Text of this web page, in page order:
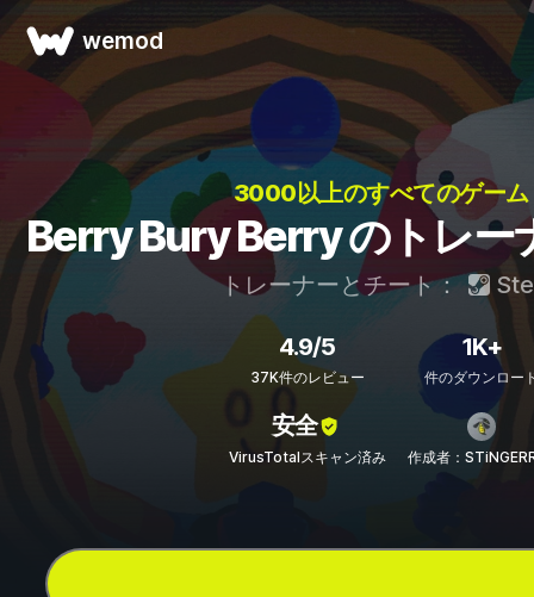
wemod
3000以上のすべてのゲー
Berry Bury Berry のトレー
トレーナーとチート：
4.9/5
37K件のレビュー
1K+
件のダウンロー
安全
VirusTotalスキャン済み 作成者：